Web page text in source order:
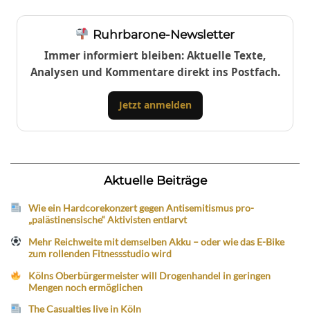
Ruhrbarone-Newsletter
Immer informiert bleiben: Aktuelle Texte,
Analysen und Kommentare direkt ins Postfach.
Jetzt anmelden
Aktuelle Beiträge
Wie ein Hardcorekonzert gegen Antisemitismus pro-
„palästinensische“ Aktivisten entlarvt
Mehr Reichweite mit demselben Akku – oder wie das E-Bike
zum rollenden Fitnessstudio wird
Kölns Oberbürgermeister will Drogenhandel in geringen
Mengen noch ermöglichen
The Casualties live in Köln